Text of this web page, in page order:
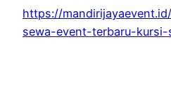
https://
sewa-event-terbaru-kursi-